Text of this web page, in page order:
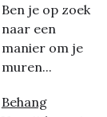
Ben je op zoek
naar een
manier om je
muren...
Behang